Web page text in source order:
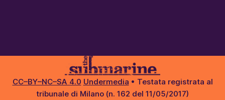
CC–BY–NC–SA 4.0 Undermedia • Testata registrata al
tribunale di Milano (n. 162 del 11/05/2017)